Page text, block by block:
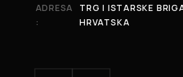
ADRESA
:
TRG I ISTARSKE
HRVATSKA